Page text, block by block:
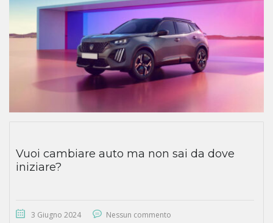
Vuoi cambiare auto ma non sai da dove
iniziare?
3 Giugno 2024 Nessun commento